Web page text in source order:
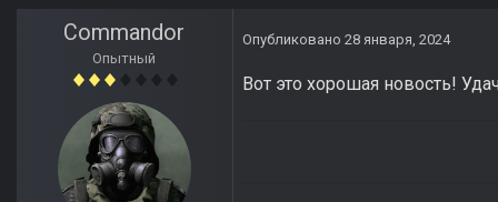
Commandor
Опытный
Опубликовано 28 января, 2024
Вот это хорошая новость!